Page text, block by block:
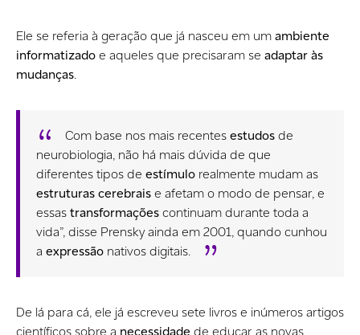
Ele se referia à geração que já nasceu em umambiente
informatizadoe aqueles que precisaram se adaptar às
mudanças.
Com base nos mais recentesestudosde
neurobiologia, não há mais dúvida de que
diferentes tipos de estímulo realmente mudam as
estruturas cerebraise afetam o modo de pensar, e
essastransformaçõescontinuam durante toda a
vida”, disse Prensky ainda em 2001, quando cunhou
a expressão nativos digitais.
De lá para cá, ele já escreveu sete livros e inúmeros artigos
científicos sobre a necessidade de educar as novas